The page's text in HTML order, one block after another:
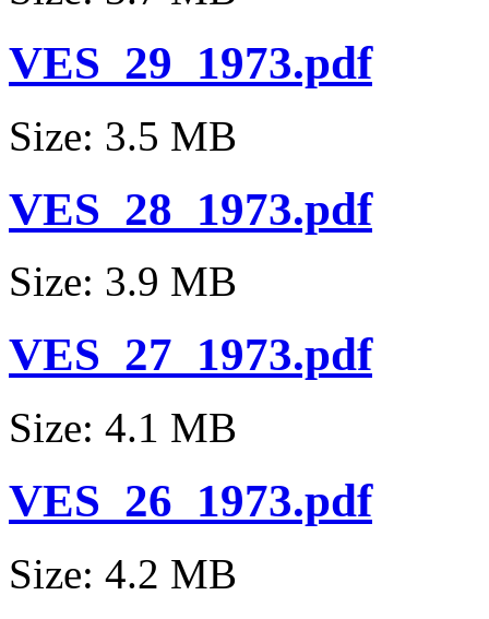
VES_29_1973.pdf
Size: 3.5 MB
VES_28_1973.pdf
Size: 3.9 MB
VES_27_1973.pdf
Size: 4.1 MB
VES_26_1973.pdf
Size: 4.2 MB